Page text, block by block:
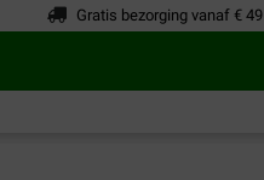
Gratis bezorging vanaf € 49